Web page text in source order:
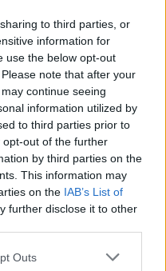
to third parties, or
information for
use the below opt-out
note that after your
continue seeing
information utilized by
to third parties prior to
out of the further
by third parties on the
This information may
on the IAB’s List of
further disclose it to other
Outs
del Buey